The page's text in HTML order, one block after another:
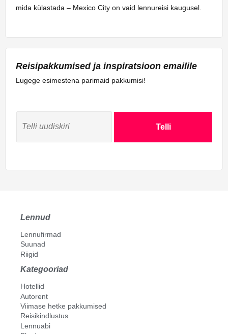
mida külastada – Mexico City on vaid lennureisi kaugusel.
Reisipakkumised ja inspiratsioon emailile
Lugege esimestena parimaid pakkumisi!
Telli
Lennud
Lennufirmad
Suunad
Riigid
Kategooriad
Hotellid
Autorent
Viimase hetke pakkumised
Reisikindlustus
Lennuabi